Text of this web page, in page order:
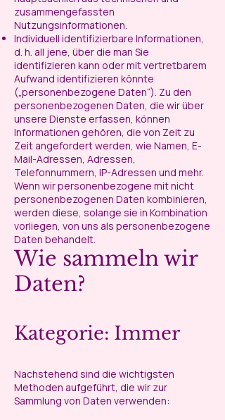
zusammengefassten
Nutzungsinformationen.
Individuell identifizierbare Informationen,
d. h. all jene, über die man Sie
identifizieren kann oder mit vertretbarem
Aufwand identifizieren könnte
(„personenbezogene Daten“). Zu den
personenbezogenen Daten, die wir über
unsere Dienste erfassen, können
Informationen gehören, die von Zeit zu
Zeit angefordert werden, wie Namen, E-
Mail-Adressen, Adressen,
Telefonnummern, IP-Adressen und mehr.
Wenn wir personenbezogene mit nicht
personenbezogenen Daten kombinieren,
werden diese, solange sie in Kombination
vorliegen, von uns als personenbezogene
Daten behandelt.
Wie sammeln wir
Daten?
Kategorie: Immer
Nachstehend sind die wichtigsten
Methoden aufgeführt, die wir zur
Sammlung von Daten verwenden: